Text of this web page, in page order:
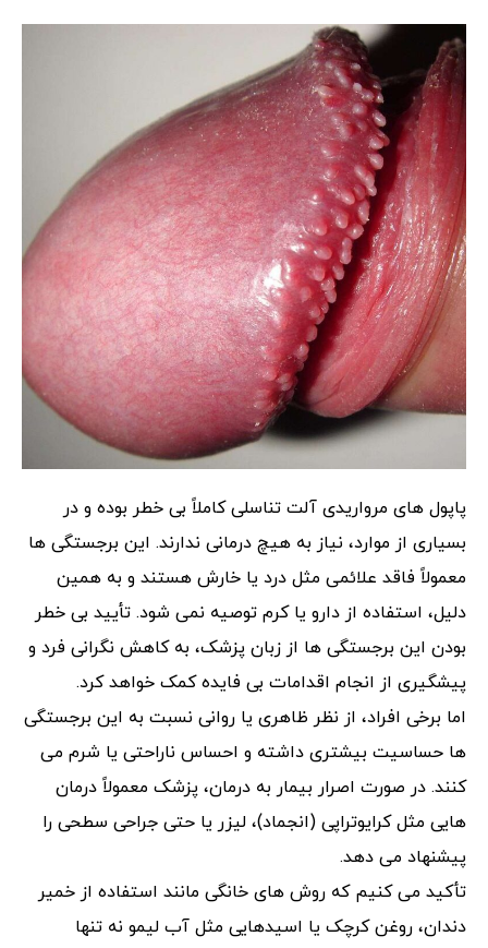
پاپول های مرواریدی آلت تناسلی کاملاً بی خطر بوده و در
بسیاری از موارد، نیاز به هیچ‌ درمانی ندارند. این برجستگی‌ ها
معمولاً فاقد علائمی مثل درد یا خارش هستند و به همین
دلیل، استفاده از دارو یا کرم توصیه نمی شود. تأیید بی خطر
بودن این برجستگی ها از زبان پزشک، به کاهش نگرانی فرد و
پیشگیری از انجام اقدامات بی فایده کمک خواهد کرد.
اما برخی افراد، از نظر ظاهری یا روانی نسبت به این برجستگی‌
ها حساسیت بیشتری داشته و احساس ناراحتی یا شرم می
کنند. در صورت اصرار بیمار به درمان، پزشک معمولاً درمان
‌هایی مثل کرایوتراپی (انجماد)، لیزر یا حتی جراحی سطحی را
پیشنهاد می دهد.
تأکید می کنیم که روش ‌های خانگی مانند استفاده از خمیر
دندان، روغن کرچک یا اسیدهایی مثل آب لیمو نه تنها